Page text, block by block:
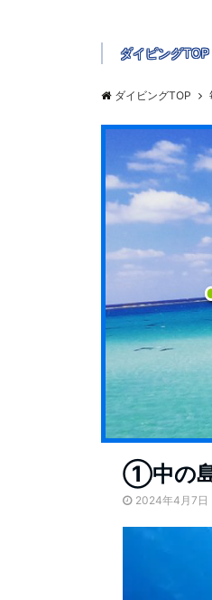
ダイビングTOP
ダイビングTOP
①中の
2024年4月7日